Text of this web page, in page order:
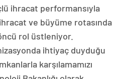
ihracat performansıyla
ve büyüme rotasında
rol üstleniyor.
ihtiyaç duyduğu
karşılamamızı